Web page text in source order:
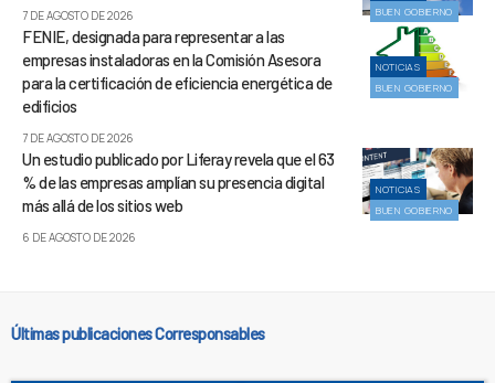
BUEN GOBIERNO
7 DE AGOSTO DE 2026
NOTICIAS
BUEN GOBIERNO
FENIE, designada para representar a las
empresas instaladoras en la Comisión Asesora
para la certificación de eficiencia energética de
edificios
7 DE AGOSTO DE 2026
NOTICIAS
BUEN GOBIERNO
Un estudio publicado por Liferay revela que el 63
% de las empresas amplían su presencia digital
más allá de los sitios web
6 DE AGOSTO DE 2026
Últimas publicaciones Corresponsables